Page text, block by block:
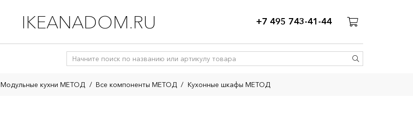
IKEANADOM.RU +7 495 743-41-44
Модульные кухни МЕТОД / Все компоненты МЕТОД / Кухонные шкафы МЕТОД